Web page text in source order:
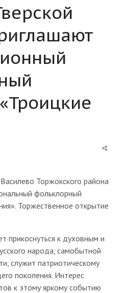
Торжокского района
фольклорный
Торжественное открытие
прикоснуться к духовным и
народа, самобытной
служит патриотическому
поколения. Интерес
к этому яркому событию